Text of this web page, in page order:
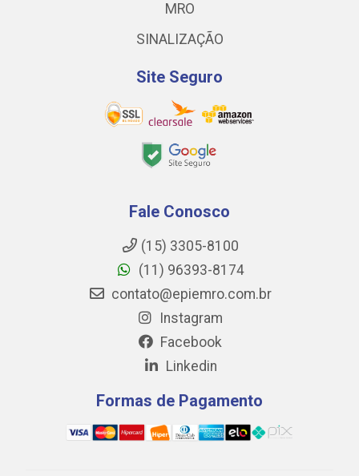
MRO
SINALIZAÇÃO
Site Seguro
Fale Conosco
(15) 3305-8100
(11) 96393-8174
contato@epiemro.com.br
Instagram
Facebook
Linkedin
Formas de Pagamento